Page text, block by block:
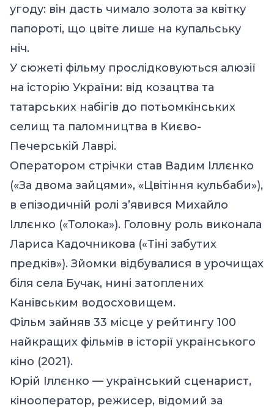
угоду: він дасть чимало золота за квітку
папороті, що цвіте лише на купальську
ніч.
У сюжеті фільму прослідковуються алюзії
на історію України: від козацтва та
татарських набігів до потьомкінських
селищ та паломництва в Києво-
Печерській Лаврі.
Оператором стрічки став Вадим Іллєнко
(«За двома зайцями», «Цвітіння кульбаби»),
в епізодичній ролі з’явився Михайло
Іллєнко («Толока»). Головну роль виконала
Лариса Кадочникова («Тіні забутих
предків»). Зйомки відбувалися в урочищах
біля села Бучак, нині затоплених
Канівським водосховищем.
Фільм зайняв 33 місце у рейтингу 100
найкращих фільмів в історії українського
кіно (2021).
Юрій Іллєнко — український сценарист,
кінооператор, режисер, відомий за